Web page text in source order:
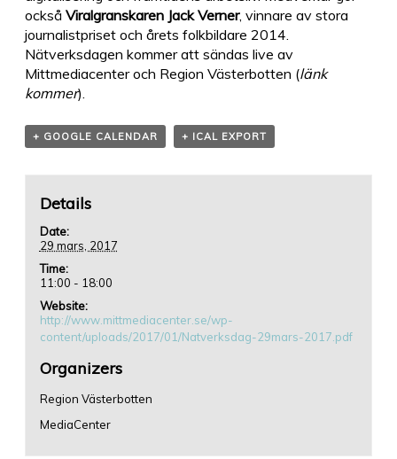
också Viralgranskaren Jack Verner, vinnare av stora
journalistpriset och årets folkbildare 2014.
Nätverksdagen kommer att sändas live av
Mittmediacenter och Region Västerbotten (länk
kommer).
+ GOOGLE CALENDAR + ICAL EXPORT
Details
Date:
29 mars, 2017
Time:
11:00 - 18:00
Website:
http://www.mittmediacenter.se/wp-
content/uploads/2017/01/Natverksdag-29mars-2017.pdf
Organizers
Region Västerbotten
MediaCenter